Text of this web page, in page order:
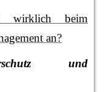
wirklich beim
an?
und